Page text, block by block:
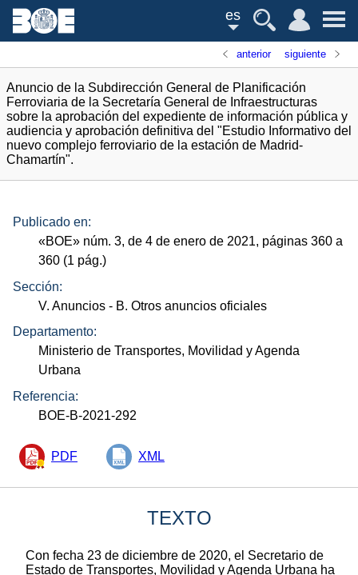
es
anterior siguiente
Anuncio de la Subdirección General de Planificación
Ferroviaria de la Secretaría General de Infraestructuras
sobre la aprobación del expediente de información pública y
audiencia y aprobación definitiva del "Estudio Informativo del
nuevo complejo ferroviario de la estación de Madrid-
Chamartín".
Publicado en:
«BOE» núm. 3, de 4 de enero de 2021, páginas 360 a
360 (1 pág.)
Sección:
V. Anuncios - B. Otros anuncios oficiales
Departamento:
Ministerio de Transportes, Movilidad y Agenda
Urbana
Referencia:
BOE-B-2021-292
PDF XML
TEXTO
Con fecha 23 de diciembre de 2020, el Secretario de
Estado de Transportes, Movilidad y Agenda Urbana ha